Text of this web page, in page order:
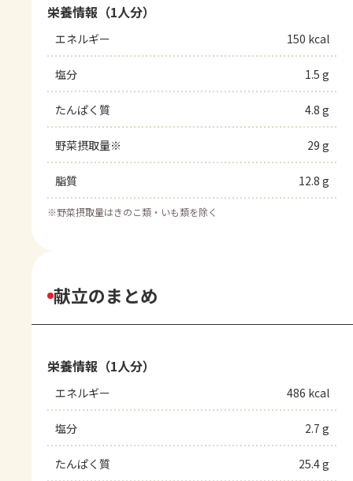
栄養情報（1人分）
エネルギー 150 kcal
塩分 1.5 g
たんぱく質 4.8 g
野菜摂取量※ 29 g
脂質 12.8 g
※野菜摂取量はきのこ類・いも類を除く
献立のまとめ
栄養情報（1人分）
エネルギー 486 kcal
塩分 2.7 g
たんぱく質 25.4 g